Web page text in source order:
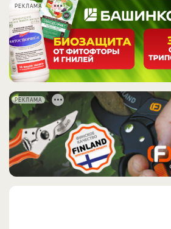
РЕКЛАМА
РЕКЛАМА